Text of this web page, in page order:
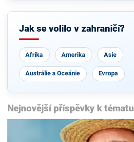
Jak se volilo v zahraničí?
Afrika Amerika Asie
Austrálie a Oceánie Evropa
Nejnovější příspěvky k tématu